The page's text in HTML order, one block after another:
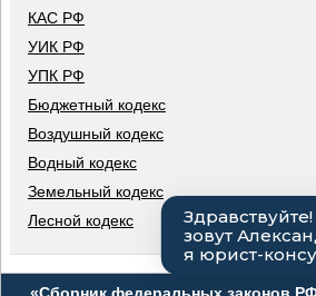
КАС РФ
УИК РФ
УПК РФ
Бюджетный кодекс
Воздушный кодекс
Водный кодекс
Земельный кодекс
Лесной кодекс